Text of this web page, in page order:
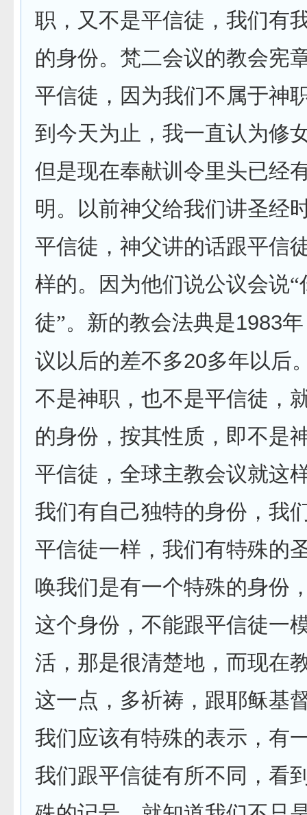
职，又不是平信徒，我们有
的身份。梵二会议的教会宪
平信徒，因为我们不属于神
到今天为止，我一直认为修
但是现在奉献训令里头已经
明。以前神父给我们讲圣经
平信徒，神父讲的话跟平信
样的。因为他们说公议会说“
徒”。新的教会法典是1983
议以后的差不多20多年以后
不是神职，也不是平信徒，
的身份，按其性质，即不是
平信徒，全球主教会议就这
我们有自己独特的身份，我
平信徒一样，我们有特殊的
唤我们是有一个特殊的身份
这个身份，不能跟平信徒一
活，那是很清楚地，而现在
这一点，多祈祷，跟耶稣基
我们应该有特殊的表示，有
我们跟平信徒有所不同，看